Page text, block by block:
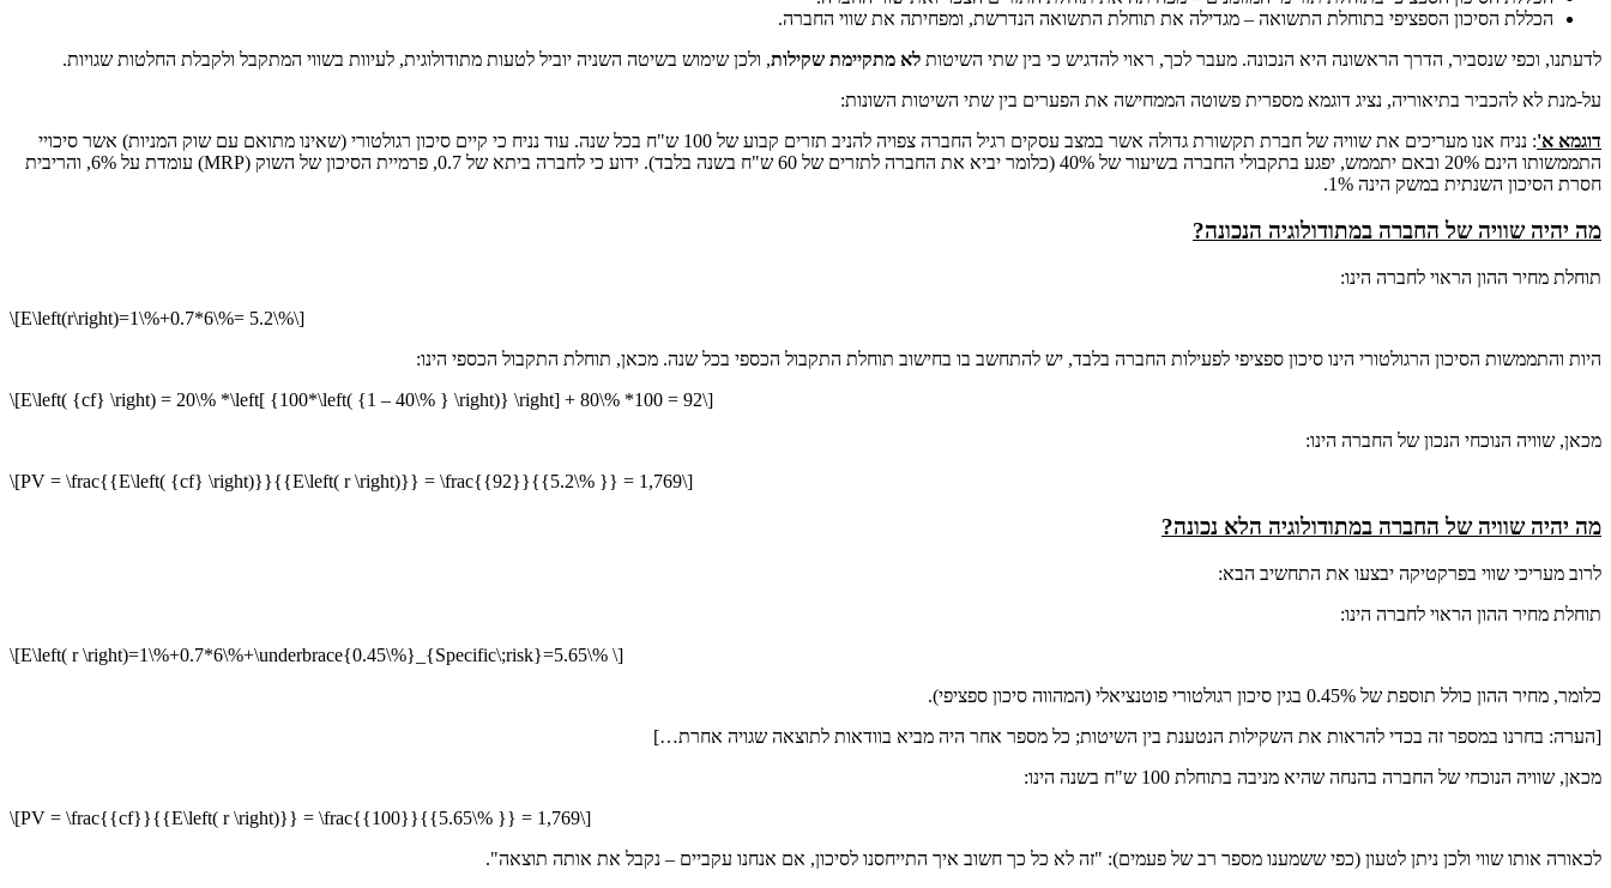
הכללת הסיכון הספציפי בתוחלת התשואה – מגדילה את תוחלת התשואה הנדרשת, ומפחיתה את שווי החברה.
לדעתנו, וכפי שנסביר, הדרך הראשונה היא הנכונה. מעבר לכך, ראוי להדגיש כי בין שתי השיטות לא מתקיימת שקילות, ולכן שימוש בשיטה השניה יוביל לטעות מתודולוגית, לעיוות בשווי המתקבל ולקבלת החלטות שגויות.
על-מנת לא להכביר בתיאוריה, נציג דוגמא מספרית פשוטה הממחישה את הפערים בין שתי השיטות השונות:
דוגמא א'
: נניח אנו מעריכים את שוויה של חברת תקשורת גדולה אשר במצב עסקים רגיל החברה צפויה להניב תזרים קבוע של 100 ש"ח בכל שנה. עוד נניח כי קיים סיכון רגולטורי (שאינו מתואם עם שוק המניות) אשר סיכויי
התממשותו הינם 20% ובאם יתממש, יפגע בתקבולי החברה בשיעור של 40% (כלומר יביא את החברה לתזרים של 60 ש"ח בשנה בלבד). ידוע כי לחברה ביתא של 0.7, פרמיית הסיכון של השוק (MRP) עומדת על 6%, והריבית
חסרת הסיכון השנתית במשק הינה 1%.
מה יהיה שוויה של החברה במתודולוגיה הנכונה?
תוחלת מחיר ההון הראוי לחברה הינו:
\[E\left(r\right)=1\%+0.7*6\%= 5.2\%\]
היות והתממשות הסיכון הרגולטורי הינו סיכון ספציפי לפעילות החברה בלבד, יש להתחשב בו בחישוב תוחלת התקבול הכספי בכל שנה. מכאן, תוחלת התקבול הכספי הינו:
\[E\left( {cf} \right) = 20\% *\left[ {100*\left( {1 – 40\% } \right)} \right] + 80\% *100 = 92\]
מכאן, שוויה הנוכחי הנכון של החברה הינו:
\[PV = \frac{{E\left( {cf} \right)}}{{E\left( r \right)}} = \frac{{92}}{{5.2\% }} = 1,769\]
מה יהיה שוויה של החברה במתודולוגיה הלא נכונה?
לרוב מעריכי שווי בפרקטיקה יבצעו את התחשיב הבא:
תוחלת מחיר ההון הראוי לחברה הינו:
\[E\left( r \right)=1\%+0.7*6\%+\underbrace{0.45\%}_{Specific\;risk}=5.65\% \]
כלומר, מחיר ההון כולל תוספת של 0.45% בגין סיכון רגולטורי פוטנציאלי (המהווה סיכון ספציפי).
[הערה: בחרנו במספר זה בכדי להראות את השקילות הנטענת בין השיטות; כל מספר אחר היה מביא בוודאות לתוצאה שגויה אחרת…]
מכאן, שוויה הנוכחי של החברה בהנחה שהיא מניבה בתוחלת 100 ש"ח בשנה הינו:
\[PV = \frac{{cf}}{{E\left( r \right)}} = \frac{{100}}{{5.65\% }} = 1,769\]
לכאורה אותו שווי ולכן ניתן לטעון (כפי ששמענו מספר רב של פעמים): "זה לא כל כך חשוב איך התייחסנו לסיכון, אם אנחנו עקביים – נקבל את אותה תוצאה".